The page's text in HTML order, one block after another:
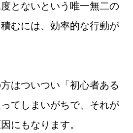
とないという唯一無二の
むには、効率的な行動が
はついつい「初心者ある
てしまいがちで、それが
にもなります。